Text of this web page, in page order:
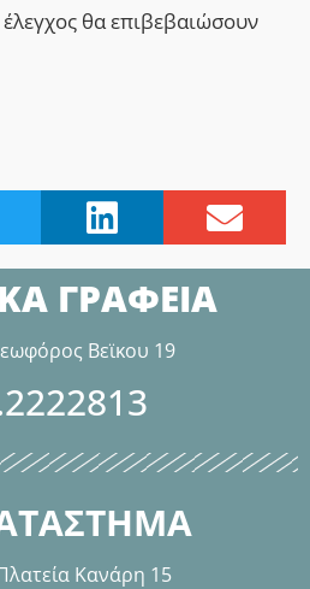
θα επιβεβαιώσουν
ΓΡΑΦΕΙΑ
Βεϊκου 19
Κανάρη 15